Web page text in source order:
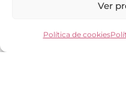
Ver
Política de cookies